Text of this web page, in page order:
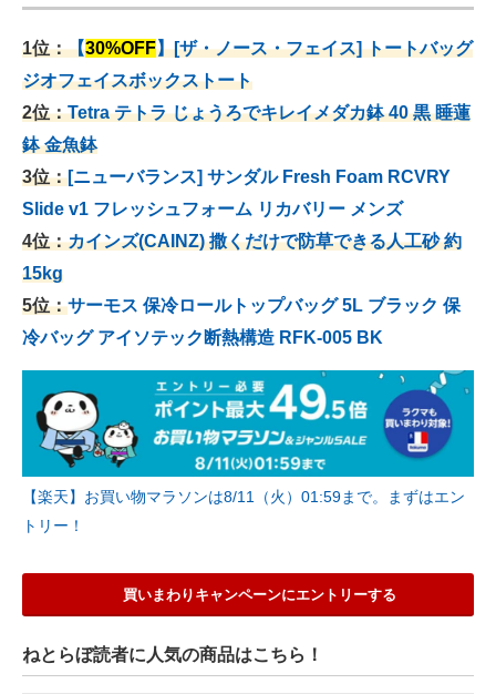
1位：【30%OFF】[ザ・ノース・フェイス] トートバッグ
ジオフェイスボックストート
2位：Tetra テトラ じょうろでキレイメダカ鉢 40 黒 睡蓮
鉢 金魚鉢
3位：[ニューバランス] サンダル Fresh Foam RCVRY
Slide v1 フレッシュフォーム リカバリー メンズ
4位：カインズ(CAINZ) 撒くだけで防草できる人工砂 約
15kg
5位：サーモス 保冷ロールトップバッグ 5L ブラック 保
冷バッグ アイソテック断熱構造 RFK-005 BK
【楽天】お買い物マラソンは8/11（火）01:59まで。まずはエン
トリー！
買いまわりキャンペーンにエントリーする
ねとらぼ読者に人気の商品はこちら！